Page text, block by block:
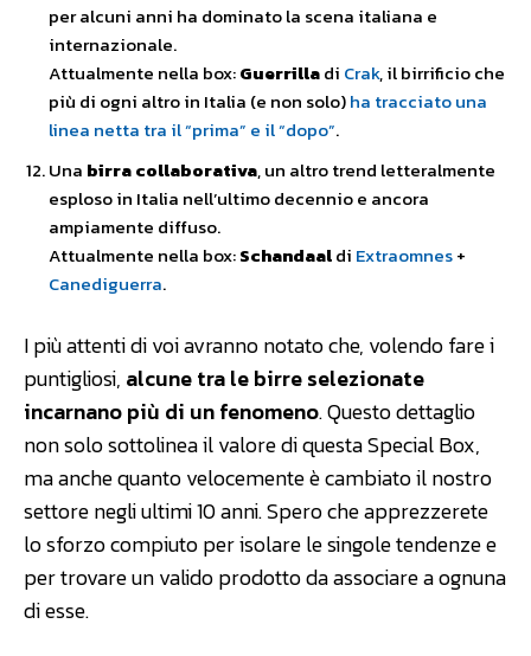
per alcuni anni ha dominato la scena italiana e
internazionale.
Attualmente nella box:Guerrilladi Crak, il birrificio che
più di ogni altro in Italia (e non solo)ha tracciato una
linea netta tra il “prima” e il “dopo”.
Una birra collaborativa, un altro trend letteralmente
esploso in Italia nell’ultimo decennio e ancora
ampiamente diffuso.
Attualmente nella box:Schandaaldi Extraomnes+
Canediguerra.
I più attenti di voi avranno notato che, volendo fare i
puntigliosi, alcune tra le birre selezionate
incarnano più di un fenomeno. Questo dettaglio
non solo sottolinea il valore di questa Special Box,
ma anche quanto velocemente è cambiato il nostro
settore negli ultimi 10 anni. Spero che apprezzerete
lo sforzo compiuto per isolare le singole tendenze e
per trovare un valido prodotto da associare a ognuna
di esse.